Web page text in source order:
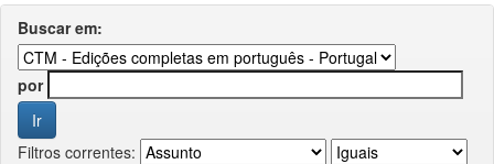
Buscar em:
por
Filtros correntes: